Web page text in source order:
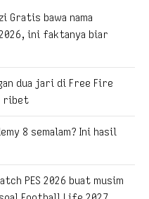
Gratis bawa nama
2026, ini faktanya biar
dua jari di Free Fire
ribet
8 semalam? Ini hasil
PES 2026 buat musim